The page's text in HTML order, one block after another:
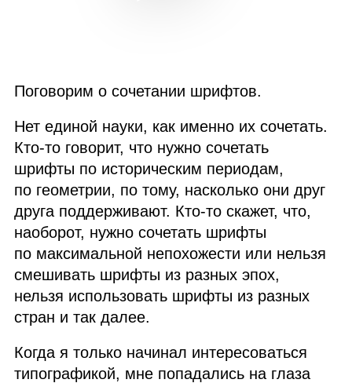
Поговорим о сочетании шрифтов.
Нет единой науки, как именно их сочетать.
Кто‑то говорит, что нужно сочетать
шрифты по историческим периодам,
по геометрии, по тому, насколько они друг
друга поддерживают. Кто‑то скажет, что,
наоборот, нужно сочетать шрифты
по максимальной непохожести или нельзя
смешивать шрифты из разных эпох,
нельзя использовать шрифты из разных
стран и так далее.
Когда я только начинал интересоваться
типографикой, мне попадались на глаза